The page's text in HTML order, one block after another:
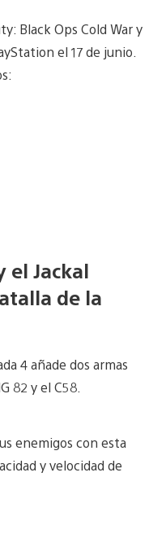
Black Ops Cold War y
el 17 de junio.
el Jackal
de la
4 añade dos armas
82 y el C58.
enemigos con esta
y velocidad de